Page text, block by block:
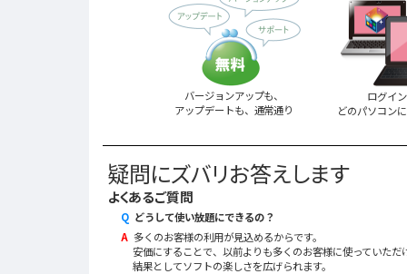
バージョンアップも、
アップデートも、通常通り
ログイ
どのパソコン
疑問にズバリお答えします
よくあるご質問
Q どうして使い放題にできるの？
A 多くのお客様の利用が見込めるからです。
安価にすることで、以前よりも多くのお客様に使っていただ
結果としてソフトの楽しさを広げられます。